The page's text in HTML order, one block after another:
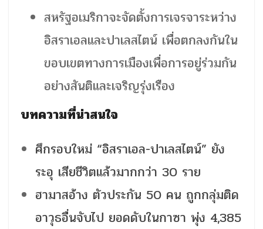
สหรัฐอเมริกาจะจัดตั้งการเจรจาระหว่าง
อิสราเอลและปาเลสไตน์ เพื่อตกลงกันใน
ขอบเขตทางการเมืองเพื่อการอยู่ร่วมกัน
อย่างสันติและเจริญรุ่งเรือง
บทความที่น่าสนใจ
ศึกรอบใหม่ “อิสราเอล-ปาเลสไตน์” ยัง
ระอุ เสียชีวิตแล้วมากกว่า 30 ราย
ฮามาสอ้าง ตัวประกัน 50 คน ถูกกลุ่มติด
อาวุธอื่นจับไป ยอดดับในกาซา พุ่ง 4,385